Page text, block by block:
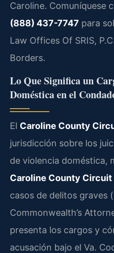
Caroline. Comuníquese
(888) 437-7747 para
Law Offices Of SRIS,
Borders.
Lo Que Significa un
Doméstica en el
El Caroline County
jurisdicción sobre los
de violencia doméstica,
Caroline County
casos de delitos graves
Commonwealth’s
presenta los cargos y
acusación bajo el Va.